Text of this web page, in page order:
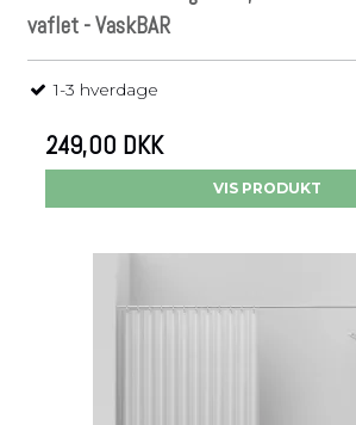
vaflet - VaskBAR
1-3 hverdage
249,00 DKK
VIS PRODUKT